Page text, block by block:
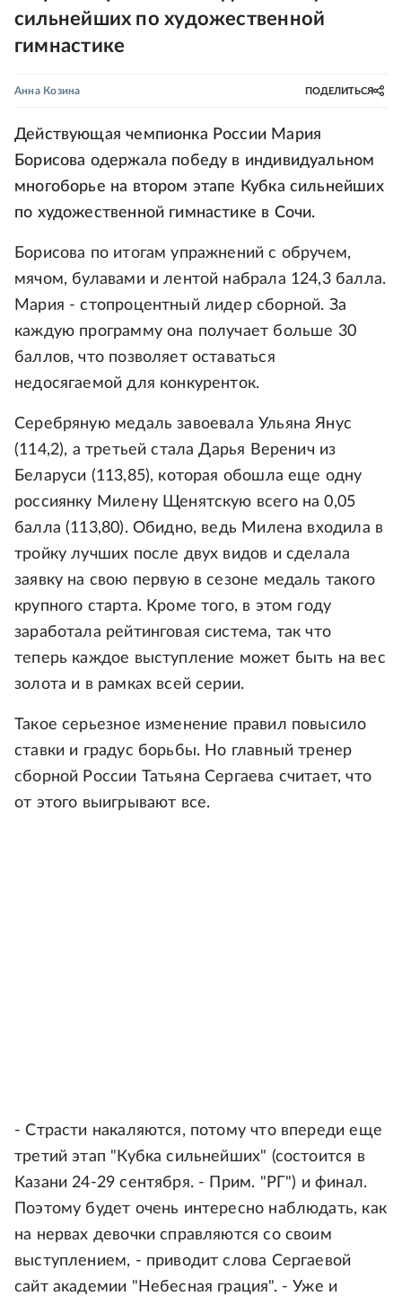
сильнейших по художественной
гимнастике
Анна Козина ПОДЕЛИТЬСЯ
Действующая чемпионка России Мария
Борисова одержала победу в индивидуальном
многоборье на втором этапе Кубка сильнейших
по художественной гимнастике в Сочи.
Борисова по итогам упражнений с обручем,
мячом, булавами и лентой набрала 124,3 балла.
Мария - стопроцентный лидер сборной. За
каждую программу она получает больше 30
баллов, что позволяет оставаться
недосягаемой для конкуренток.
Серебряную медаль завоевала Ульяна Янус
(114,2), а третьей стала Дарья Веренич из
Беларуси (113,85), которая обошла еще одну
россиянку Милену Щенятскую всего на 0,05
балла (113,80). Обидно, ведь Милена входила в
тройку лучших после двух видов и сделала
заявку на свою первую в сезоне медаль такого
крупного старта. Кроме того, в этом году
заработала рейтинговая система, так что
теперь каждое выступление может быть на вес
золота и в рамках всей серии.
Такое серьезное изменение правил повысило
ставки и градус борьбы. Но главный тренер
сборной России Татьяна Сергаева считает, что
от этого выигрывают все.
- Страсти накаляются, потому что впереди еще
третий этап "Кубка сильнейших" (состоится в
Казани 24-29 сентября. - Прим. "РГ") и финал.
Поэтому будет очень интересно наблюдать, как
на нервах девочки справляются со своим
выступлением, - приводит слова Сергаевой
сайт академии "Небесная грация". - Уже и